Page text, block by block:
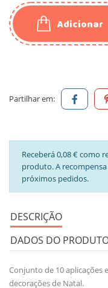
Adicionar
Partilhar em:
Receberá 0,08 € como
produto. A
próximos pedidos.
DESCRIÇÃO
DADOS DO
Conjunto de 10 aplicações
decorações de Natal.